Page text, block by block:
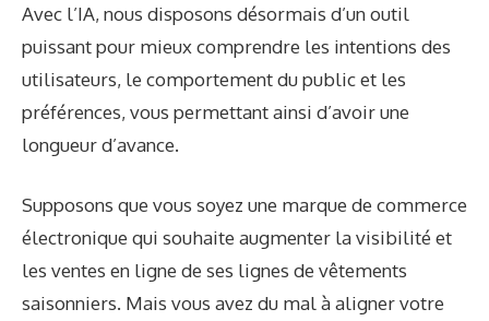
Avec l’IA, nous disposons désormais d’un outil
puissant pour mieux comprendre les intentions des
utilisateurs, le comportement du public et les
préférences, vous permettant ainsi d’avoir une
longueur d’avance.
Supposons que vous soyez une marque de commerce
électronique qui souhaite augmenter la visibilité et
les ventes en ligne de ses lignes de vêtements
saisonniers. Mais vous avez du mal à aligner votre